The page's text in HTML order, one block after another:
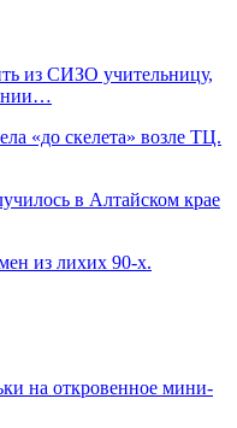
из СИЗО учительницу,
«до скелета» возле ТЦ.
в Алтайском крае
из лихих 90-х.
на откровенное мини-